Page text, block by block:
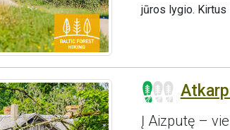
jūros lygio. Kirtus
Į Aizputę –